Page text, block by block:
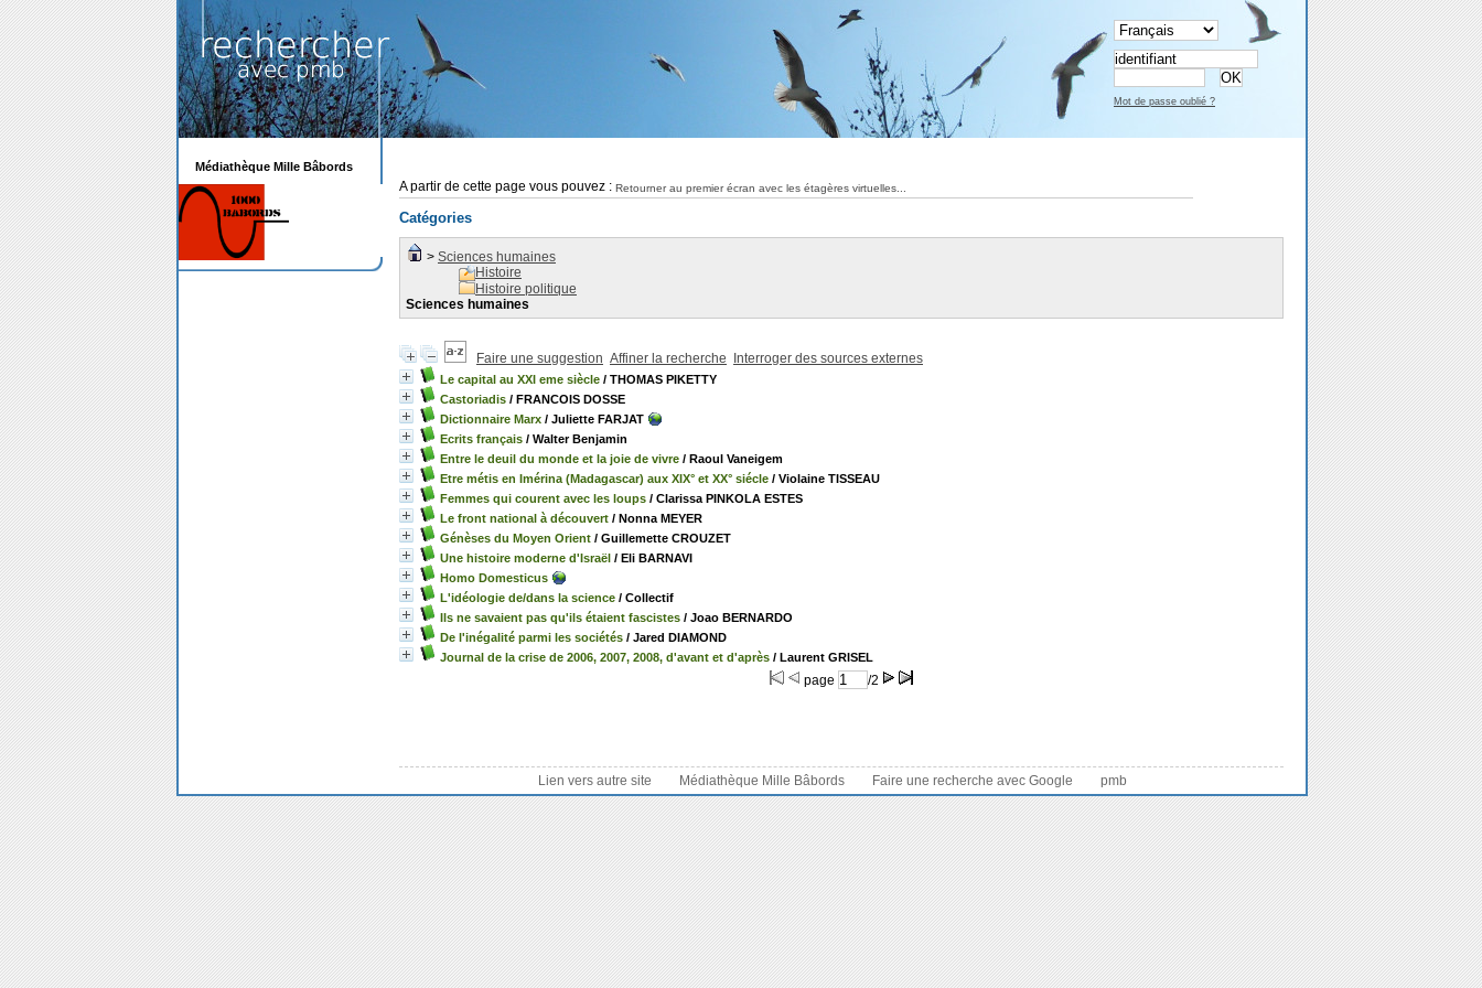
A partir de cette page vous pouvez : Retourner au premier écran avec les étagères virtuelles...
Catégories
> Sciences humaines
Histoire
Histoire politique
Sciences humaines
Faire une suggestion Affiner la recherche Interroger des sources externes
Le capital au XXI eme siècle / THOMAS PIKETTY
Castoriadis / FRANCOIS DOSSE
Dictionnaire Marx / Juliette FARJAT
Ecrits français / Walter Benjamin
Entre le deuil du monde et la joie de vivre / Raoul Vaneigem
Etre métis en Imérina (Madagascar) aux XIX° et XX° siécle / Violaine TISSEAU
Femmes qui courent avec les loups / Clarissa PINKOLA ESTES
Le front national à découvert / Nonna MEYER
Génèses du Moyen Orient / Guillemette CROUZET
Une histoire moderne d'Israël / Eli BARNAVI
Homo Domesticus
L'idéologie de/dans la science / Collectif
Ils ne savaient pas qu'ils étaient fascistes / Joao BERNARDO
De l'inégalité parmi les sociétés / Jared DIAMOND
Journal de la crise de 2006, 2007, 2008, d'avant et d'après / Laurent GRISEL
page /2
Lien vers autre site Médiathèque Mille Bâbords Faire une recherche avec Google pmb
Médiathèque Mille Bâbords
Mot de passe oublié ?